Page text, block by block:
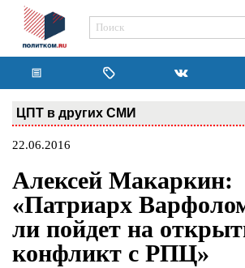
ЦПТ в других СМИ
22.06.2016
Алексей Макаркин:
«Патриарх
ли пойдет на
конфликт с РПЦ»